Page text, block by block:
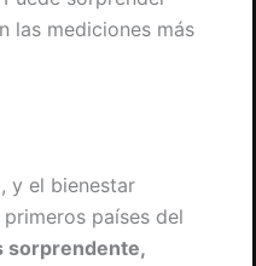
las mediciones más
y el bienestar
países del
sorprendente,